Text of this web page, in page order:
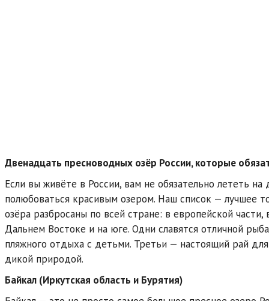
Двенадцать пресноводных озёр России, которые
Если вы живёте в России, вам не обязательно лететь на
полюбоваться красивым озером. Наш список — лучшее
озёра разбросаны по всей стране: в европейской части,
Дальнем Востоке и на юге. Одни славятся отличной
пляжного отдыха с детьми. Третьи — настоящий рай
дикой природой.
Байкал (Иркутская область и Бурятия)